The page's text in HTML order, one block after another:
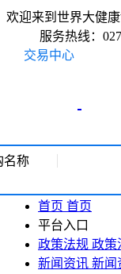
欢迎来到世界大健
服务热线：
交易中心
名称
首页 首页
平台入口
政策法规 政策
新闻资讯 新闻